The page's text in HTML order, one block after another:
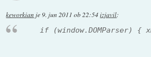
keworkian je9. jun 2011 ob 22:54izjavil:
if (window.DOMParser) {